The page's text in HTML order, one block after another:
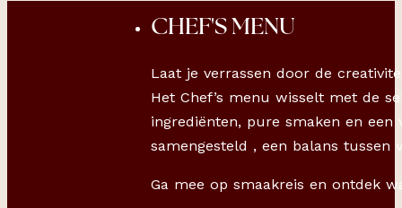
CHEF'S MENU
Laat je verrassen door de
Het Chef’s menu wisselt met de
ingrediënten, pure smaken en
samengesteld , een balans tussen
Ga mee op smaakreis en ontdek